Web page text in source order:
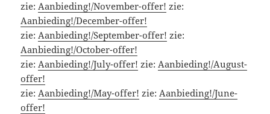
zie: Aanbieding!/November-offer! zie:
Aanbieding!/December-offer!
zie: Aanbieding!/September-offer! zie:
Aanbieding!/October-offer!
zie: Aanbieding!/July-offer! zie: Aanbieding!/August-
offer!
zie: Aanbieding!/May-offer! zie: Aanbieding!/June-
offer!